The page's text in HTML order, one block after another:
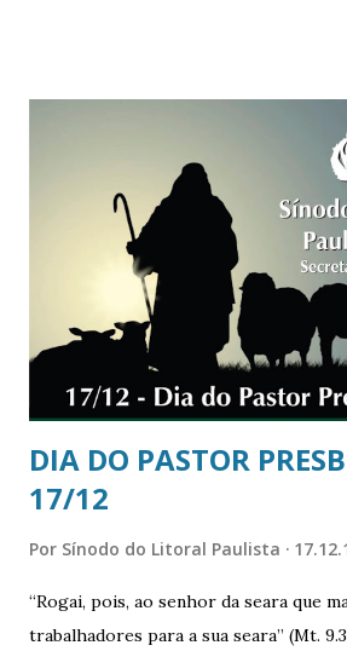
nossas igrejas. Rev. J. A. Lucas
DIA DO PASTOR
17/12
Por Sínodo do Litoral Paulista
‘‘Rogai, pois, ao senhor da seara que
trabalhadores para a sua seara’’ (Mt.